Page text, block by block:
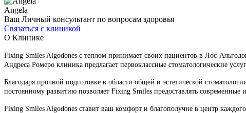
Angela
Ваш Личный консультант по вопросам здоровья
Связаться с клиникой
О Клинике
Fixing Smiles Algodones с теплом принимает своих пациентов в Лос-
Андреса Ромеро клиника предлагает первоклассные стоматологические
Благодаря прочной подготовке в области общей и эстетической
постоянному развитию позволяет Fixing Smiles предоставлять
Fixing Smiles Algodones ставит ваш комфорт и благополучие в центр